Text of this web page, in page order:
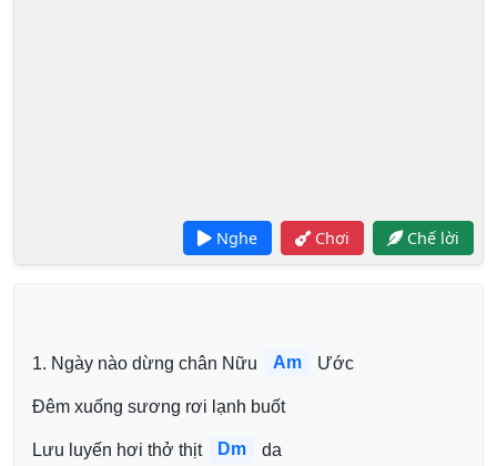
Nghe Chơi Chế lời
1. Ngày nào dừng chân Nữu Am Ước
Đêm xuống sương rơi lạnh buốt
Lưu luyến hơi thở thịt Dm da